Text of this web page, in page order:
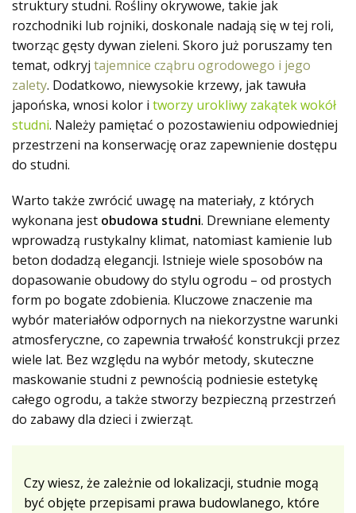
struktury studni. Rośliny okrywowe, takie jak
rozchodniki lub rojniki, doskonale nadają się w tej roli,
tworząc gęsty dywan zieleni. Skoro już poruszamy ten
temat, odkryj tajemnice cząbru ogrodowego i jego
zalety. Dodatkowo, niewysokie krzewy, jak tawuła
japońska, wnosi kolor i tworzy urokliwy zakątek wokół
studni. Należy pamiętać o pozostawieniu odpowiedniej
przestrzeni na konserwację oraz zapewnienie dostępu
do studni.
Warto także zwrócić uwagę na materiały, z których
wykonana jest obudowa studni. Drewniane elementy
wprowadzą rustykalny klimat, natomiast kamienie lub
beton dodadzą elegancji. Istnieje wiele sposobów na
dopasowanie obudowy do stylu ogrodu – od prostych
form po bogate zdobienia. Kluczowe znaczenie ma
wybór materiałów odpornych na niekorzystne warunki
atmosferyczne, co zapewnia trwałość konstrukcji przez
wiele lat. Bez względu na wybór metody, skuteczne
maskowanie studni z pewnością podniesie estetykę
całego ogrodu, a także stworzy bezpieczną przestrzeń
do zabawy dla dzieci i zwierząt.
Czy wiesz, że zależnie od lokalizacji, studnie mogą
być objęte przepisami prawa budowlanego, które